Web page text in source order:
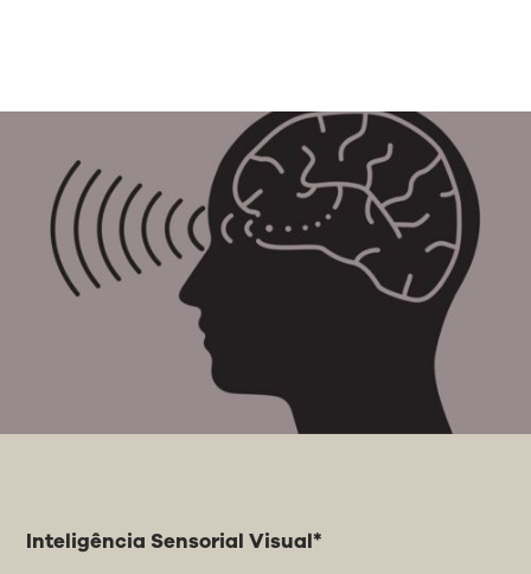
Inteligência Sensorial Visual*